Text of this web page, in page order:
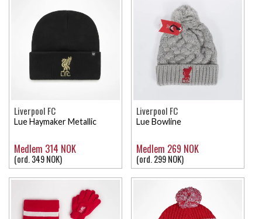
Liverpool FC
Lue Haymaker Metallic
Medlem 314 NOK
(ord. 349 NOK)
Liverpool FC
Lue Bowline
Medlem 269 NOK
(ord. 299 NOK)